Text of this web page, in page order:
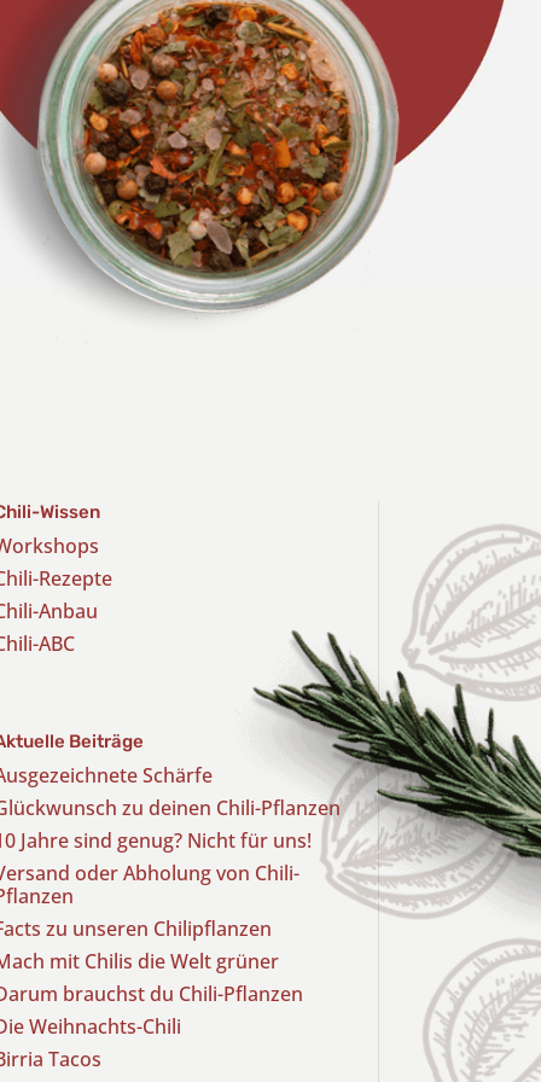
Wissen
Rezepte
Anbau
ABC
Beiträge
Schärfe
zu deinen Chili-Pflanzen
Jahre sind genug? Nicht für uns!
oder Abholung von Chili-
zu unseren Chilipflanzen
mit Chilis die Welt grüner
brauchst du Chili-Pflanzen
Weihnachts-Chili
Tacos